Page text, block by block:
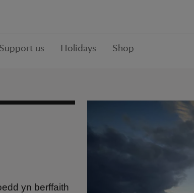
Support us Holidays Shop
yn berffaith